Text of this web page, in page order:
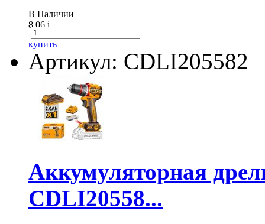
В Наличии
8.06i
купить
Артикул: CDLI205582
Аккумуляторная
CDLI20558...